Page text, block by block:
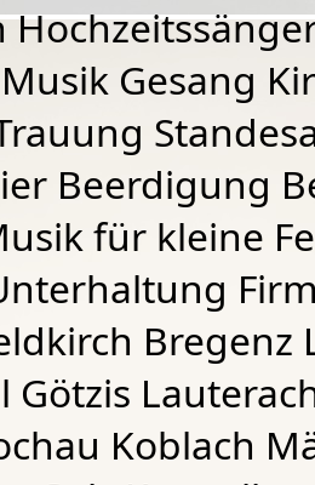
Gesang
Beerdigung
für kleine
Bregenz
Götzis
Koblach